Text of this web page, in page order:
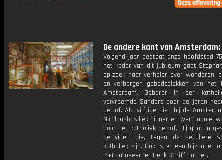
De andere kant van Amsterdam:
Volgend jaar bestaat onze hoofdstad
het kader van dit jubileum gaat
op zoek naar verhalen over wonderen,
en verborgen gebedsplekken van het
Amsterdam. Geboren in een
vervreemde Sanders door de jaren
geloof. Als vijftiger liep hij de
Nicolaasbasiliek binnen en werd
door het katholiek geloof. Hij gaat in
gelovigen die, tegen de seculiere
katholiek zijn. Ook is er een bijzonder
met tatoeëerder Henk Schiffmacher.